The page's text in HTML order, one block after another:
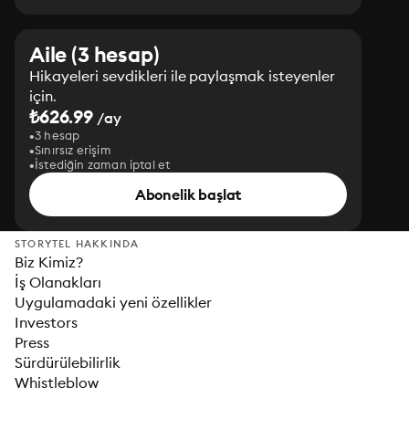
Aile (3 hesap)
Hikayeleri sevdikleri ile paylaşmak isteyenler
için.
₺626.99 /ay
3 hesap
Sınırsız erişim
İstediğin zaman iptal et
Abonelik başlat
STORYTEL HAKKINDA
Biz Kimiz?
İş Olanakları
Uygulamadaki yeni özellikler
Investors
Press
Sürdürülebilirlik
Whistleblow